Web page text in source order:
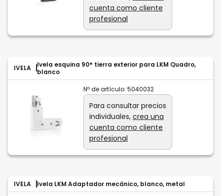
cuenta como cliente
profesional
IVELA
Ivela esquina 90° tierra exterior para LKM Quadro,
blanco
Nº de artículo: 5040032
Para consultar precios
individuales, crea una
cuenta como cliente
profesional
IVELA Ivela LKM Adaptador mecánico, blanco, metal